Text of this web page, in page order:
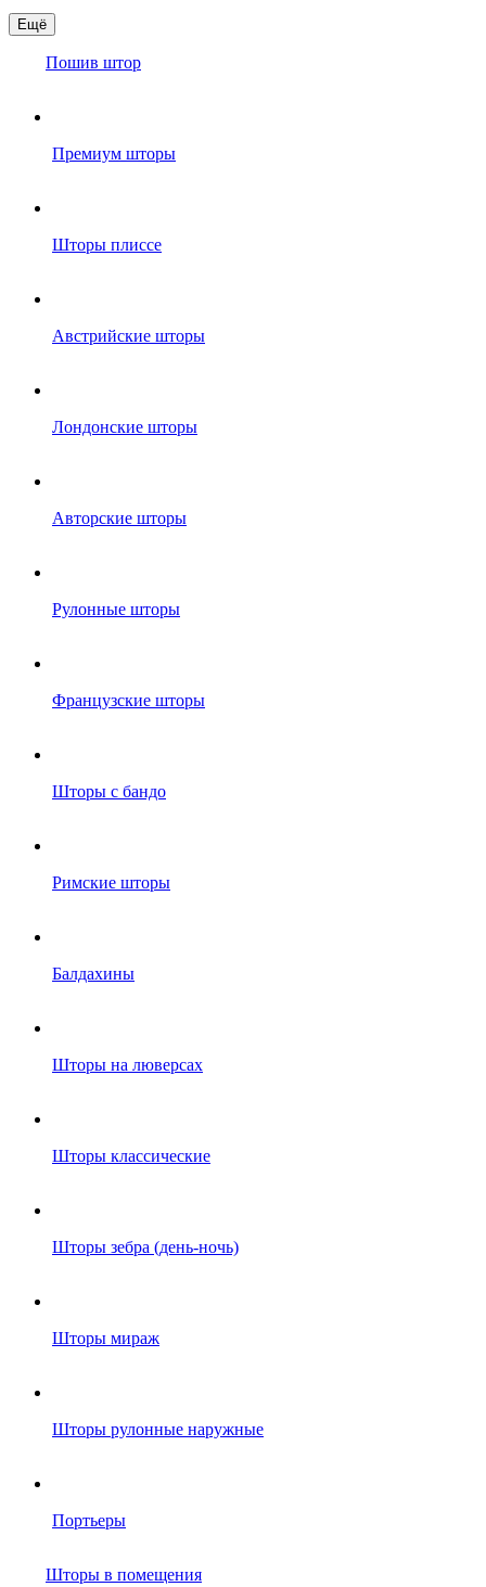
Ещё
Пошив штор
Премиум шторы
Шторы плиссе
Австрийские шторы
Лондонские шторы
Авторские шторы
Рулонные шторы
Французские шторы
Шторы с бандо
Римские шторы
Балдахины
Шторы на люверсах
Шторы классические
Шторы зебра (день-ночь)
Шторы мираж
Шторы рулонные наружные
Портьеры
Шторы в помещения